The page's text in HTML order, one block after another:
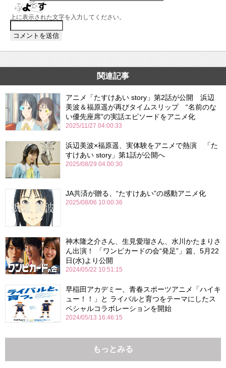
上に表示された文字を入力してください。
関連記事
アニメ「たすけあい story」第2話が公開 浜辺
美波＆福原遥が再びタイムスリップ “名前のな
い優先座席”の実話エピソードをアニメ化
2025/11/27 04:00:33
浜辺美波×福原遥、実体験をアニメで熱演 「た
すけあい story」第1話が公開へ
2025/08/29 04:00:30
JA共済が贈る、“たすけあい”の感動アニメ化
2025/08/06 10:00:36
神木隆之介さん、生見愛瑠さん、水川かたまりさ
ん出演！ 「ワンピカードの会“発足”」篇、5月22
日(水)より公開
2024/05/22 10:51:15
早稲田アカデミー、青春スポーツアニメ「ハイキ
ュー！！」と ライバルと育つをテーマにしたス
ペシャルコラボレーションを開始
2024/05/13 16:46:15
もっとみる